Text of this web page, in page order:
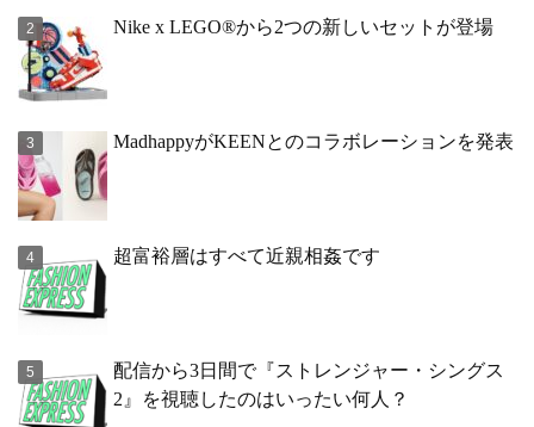
Nike x LEGO®から2つの新しいセットが登場
MadhappyがKEENとのコラボレーションを発表
超富裕層はすべて近親相姦です
配信から3日間で『ストレンジャー・シングス
2』を視聴したのはいったい何人？